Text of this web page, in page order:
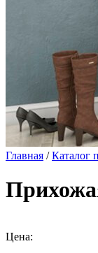
Главная /Каталог
Цена: